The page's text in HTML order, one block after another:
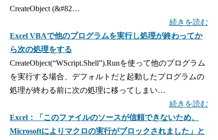
CreateObject (&#82…
続きを読む
Excel VBAで他のプログラムを実行し処理が終わってか
ら次の処理をする
CreateObject(“WScript.Shell”).Runを使って他のプログラム
を実行する場合、デフォルトだと起動したプログラムの
処理が終わる前に次の処理に移ってしまい…
続きを読む
Excel：「このファイルのソースが信頼できないため、
Microsoftによりマクロの実行がブロックされました」と